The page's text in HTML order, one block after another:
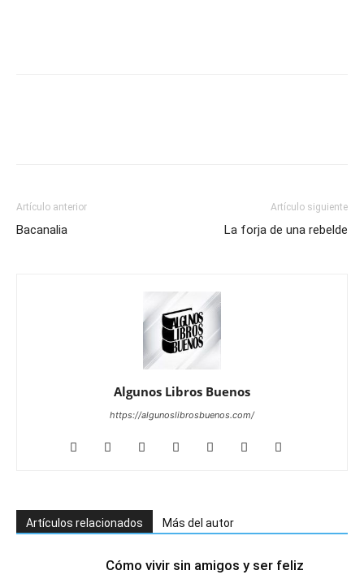
Artículo anterior
Bacanalia
Artículo siguiente
La forja de una rebelde
Algunos Libros Buenos
https://algunoslibrosbuenos.com/
Artículos relacionados Más del autor
Cómo vivir sin amigos y ser feliz